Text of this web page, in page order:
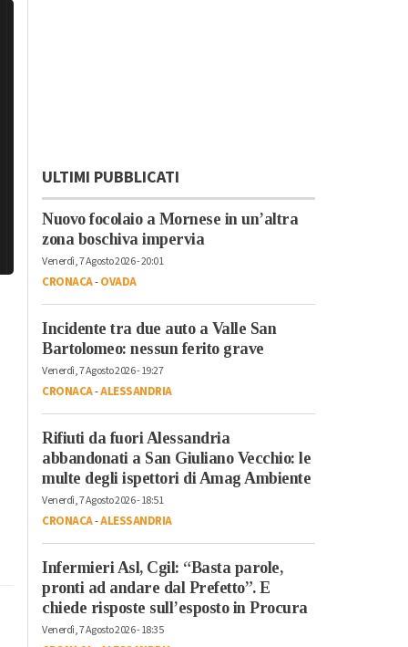
ULTIMI PUBBLICATI
Nuovo focolaio a Mornese in un’altra
zona boschiva impervia
Venerdì, 7 Agosto 2026 - 20:01
CRONACA-OVADA
Incidente tra due auto a Valle San
Bartolomeo: nessun ferito grave
Venerdì, 7 Agosto 2026 - 19:27
CRONACA-ALESSANDRIA
Rifiuti da fuori Alessandria
abbandonati a San Giuliano Vecchio: le
multe degli ispettori di Amag Ambiente
Venerdì, 7 Agosto 2026 - 18:51
CRONACA-ALESSANDRIA
Infermieri Asl, Cgil: “Basta parole,
pronti ad andare dal Prefetto”. E
chiede risposte sull’esposto in Procura
Venerdì, 7 Agosto 2026 - 18:35